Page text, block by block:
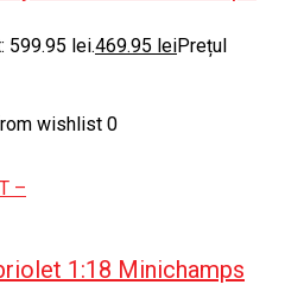
599.95 lei.469.95 leiPrețul
wishlist 0
1:18 Minichamps